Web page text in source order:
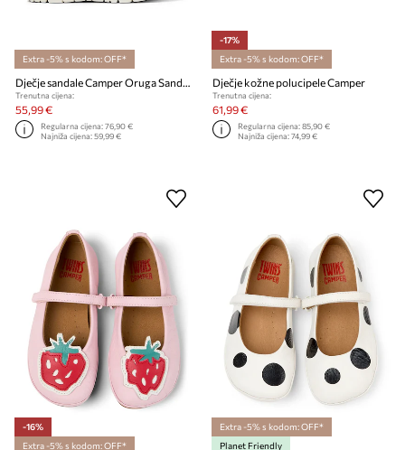
Extra -5% s kodom: OFF*
Dječje sandale Camper Oruga Sandal TWS Kids
Trenutna cijena:
55,99 €
Regularna cijena:76,90 €
Najniža cijena:59,99 €
-17%
Extra -5% s kodom: OFF*
Dječje kožne polucipele Camper
Trenutna cijena:
61,99 €
Regularna cijena:85,90 €
Najniža cijena:74,99 €
-16%
Extra -5% s kodom: OFF*
Extra -5% s kodom: OFF*
Planet Friendly